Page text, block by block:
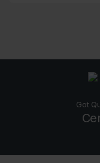
Got